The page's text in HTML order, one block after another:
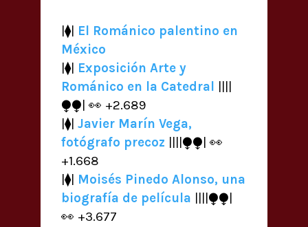
|⧫| El Románico palentino en
México
|⧫| Exposición Arte y
Románico en la Catedral
⧭⧭| 👀 +2.689
|⧫| Javier Marín Vega,
fotógrafo precoz ||||⧭⧭| 👀
+1.668
|⧫| Moisés Pinedo Alonso, una
biografía de película ||||⧭⧭|
👀 +3.677